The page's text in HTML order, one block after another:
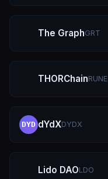
The GraphGRT
THORChainRUNE
DYD dYdXDYDX
Lido DAOLDO